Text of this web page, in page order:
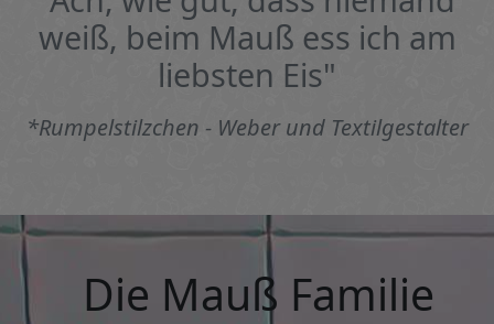
weiß, beim Mauß ess ich am
liebsten Eis"
*Rumpelstilzchen - Weber und Textilgestalter
Die Mauß Familie